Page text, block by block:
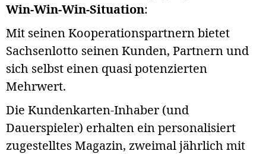
Win-Win-Win-Situation:
Mit seinen Kooperationspartnern bietet
Sachsenlotto seinen Kunden, Partnern und
sich selbst einen quasi potenzierten
Mehrwert.
Die Kundenkarten-Inhaber (und
Dauerspieler) erhalten ein personalisiert
zugestelltes Magazin, zweimal jährlich mit